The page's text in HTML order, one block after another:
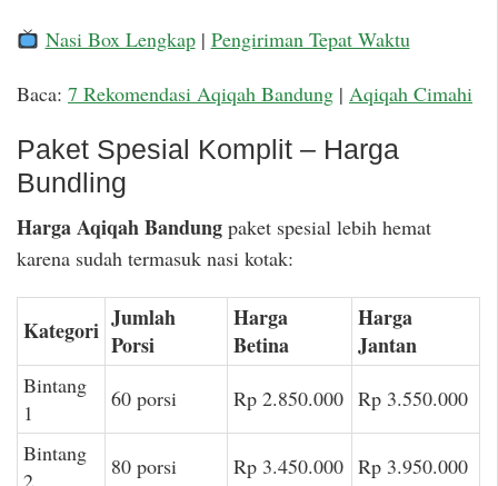
Nasi Box Lengkap| Pengiriman Tepat Waktu
Baca: 7 Rekomendasi Aqiqah Bandung | Aqiqah Cimahi
Paket Spesial Komplit – Harga
Bundling
Harga Aqiqah Bandung paket spesial lebih hemat
karena sudah termasuk nasi kotak:
Kategori Jumlah
Porsi
Harga
Betina
Harga
Jantan
Bintang
1
60 porsi Rp 2.850.000 Rp 3.550.000
Bintang
2
80 porsi Rp 3.450.000 Rp 3.950.000